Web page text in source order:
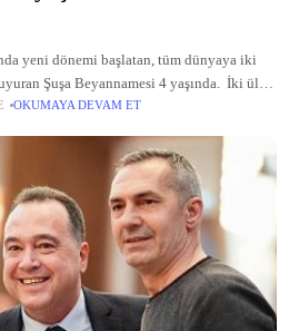
yeni dönemi başlatan, tüm dünyaya iki
Şuşa Beyannamesi 4 yaşında. İki ülke
şehrinde 15 Haziran 2021'de
OKUMAYA DEVAM ET